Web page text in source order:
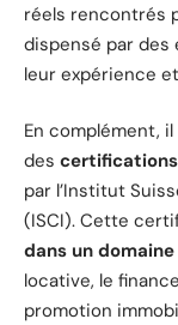
réels rencontrés
dispensé par
leur expérience
En complément,
des certifications
par l’Institut
(ISCI). Cette
dans un
locative, le
promotion